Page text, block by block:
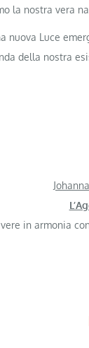
la nostra vera
nuova Luce
della nostra
in armonia